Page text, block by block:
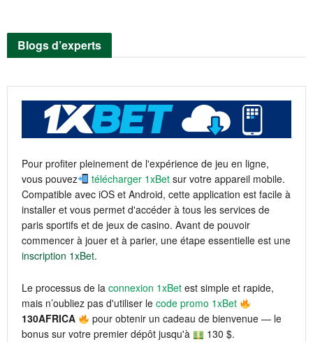
Blogs d’experts
Pour profiter pleinement de l'expérience de jeu en ligne,
vous pouvez
télécharger 1xBet sur votre appareil mobile.
Compatible avec iOS et Android, cette application est facile à
installer et vous permet d'accéder à tous les services de
paris sportifs et de jeux de casino. Avant de pouvoir
commencer à jouer et à parier, une étape essentielle est une
inscription 1xBet.
Le processus de la connexion 1xBet est simple et rapide,
mais n’oubliez pas d'utiliser le code promo 1xBet
130AFRICA
pour obtenir un cadeau de bienvenue — le
bonus sur votre premier dépôt jusqu'à
130 $.